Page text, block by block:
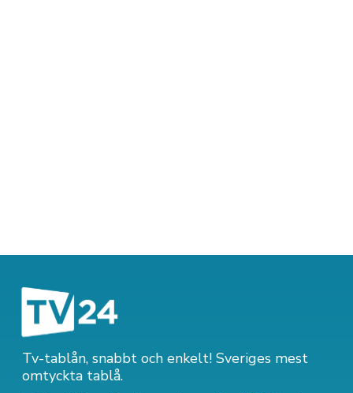
Tv-tablån, snabbt och enkelt! Sveriges mest
omtyckta tablå.